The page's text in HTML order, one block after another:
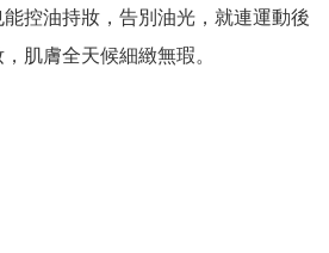
控油持妝，告別油光，就連運動後
肌膚全天候細緻無瑕。